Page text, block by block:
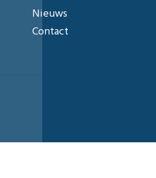
Nieuws
Contact